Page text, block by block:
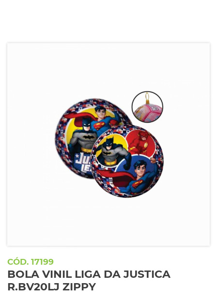
17199
BOLA VINIL LIGA DA JUSTICA
R.BV20LJ ZIPPY